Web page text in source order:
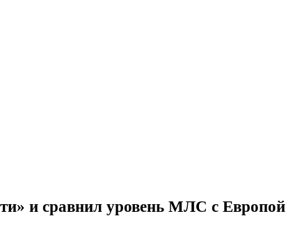
и сравнил уровень МЛС с Европой